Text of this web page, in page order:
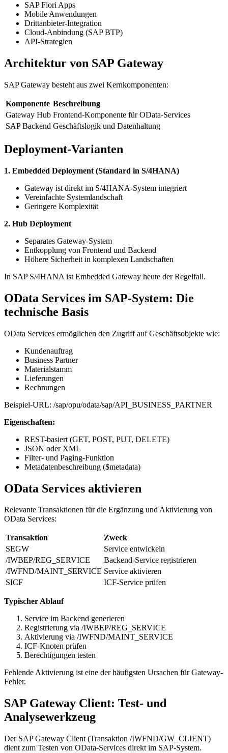
SAP Fiori Apps
Mobile Anwendungen
Drittanbieter-Integration
Cloud-Anbindung (SAP BTP)
API-Strategien
Architektur von SAP Gateway
SAP Gateway besteht aus zwei Kernkomponenten:
Komponente Beschreibung
Gateway Hub Frontend-Komponente für OData-Services
SAP Backend Geschäftslogik und Datenhaltung
Deployment-Varianten
1. Embedded Deployment (Standard in S/4HANA)
Gateway ist direkt im S/4HANA-System integriert
Vereinfachte Systemlandschaft
Geringere Komplexität
2. Hub Deployment
Separates Gateway-System
Entkopplung von Frontend und Backend
Höhere Sicherheit in komplexen Landschaften
In SAP S/4HANA ist Embedded Gateway heute der Regelfall.
OData Services im SAP-System: Die
technische Basis
OData Services ermöglichen den Zugriff auf Geschäftsobjekte wie:
Kundenauftrag
Business Partner
Materialstamm
Lieferungen
Rechnungen
Beispiel-URL: /sap/opu/odata/sap/API_BUSINESS_PARTNER
Eigenschaften:
REST-basiert (GET, POST, PUT, DELETE)
JSON oder XML
Filter- und Paging-Funktion
Metadatenbeschreibung ($metadata)
OData Services aktivieren
Relevante Transaktionen für die Ergänzung und Aktivierung von
OData Services:
Transaktion
Zweck
SEGW
Service entwickeln
/IWBEP/REG_SERVICE
Backend-Service registrieren
/IWFND/MAINT_SERVICE Service aktivieren
SICF
ICF-Service prüfen
Typischer Ablauf
Service im Backend generieren
Registrierung via /IWBEP/REG_SERVICE
Aktivierung via /IWFND/MAINT_SERVICE
ICF-Knoten prüfen
Berechtigungen testen
Fehlende Aktivierung ist eine der häufigsten Ursachen für Gateway-
Fehler.
SAP Gateway Client: Test- und
Analysewerkzeug
Der SAP Gateway Client (Transaktion /IWFND/GW_CLIENT)
dient zum Testen von OData-Services direkt im SAP-System.